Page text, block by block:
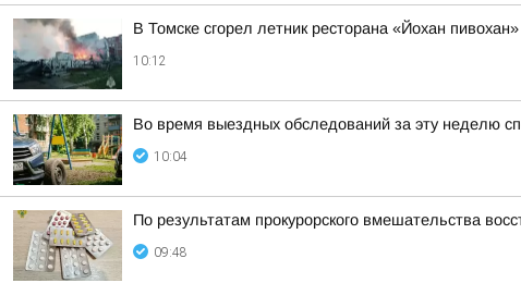
В Томске сгорел летник ресторана «Йохан пивохан»
10:12
Во время выездных обследований за эту неделю
10:04
По результатам прокурорского вмешательства
09:48